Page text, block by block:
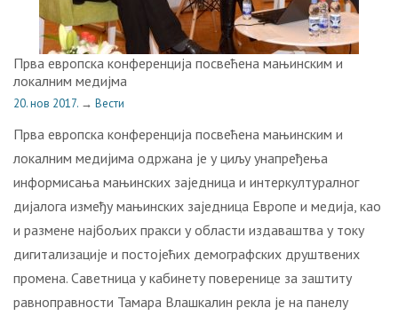
Прва европска конференција посвећена мањинским и
локалним медијма
20. нов 2017. → Вести
Прва европска конференција посвећена мањинским и
локалним медијима одржана је у циљу унапређења
информисања мањинских заједница и интеркултуралног
дијалога између мањинских заједница Европе и медија, као
и разменe најбољих пракси у области издаваштва у току
дигитализације и постојећих демографских друштвених
промена. Саветница у кабинету поверенице за заштиту
равноправности Тамара Влашкалин рекла је на панелу